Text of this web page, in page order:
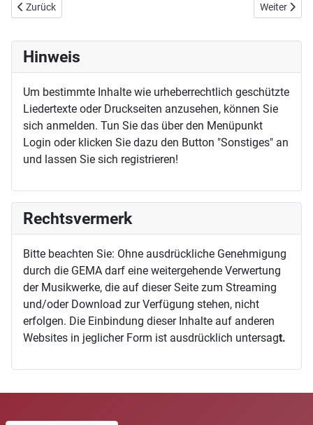
Vorheriger Beitrag: Und wir sahen seine Herrlichkeit
Zurück Nächster
Weiter
Hinweis
Um bestimmte Inhalte wie urheberrechtlich geschützte
Liedertexte oder Druckseiten anzusehen, können Sie
sich anmelden. Tun Sie das über den Menüpunkt
Login oder klicken Sie dazu den Button "Sonstiges" an
und lassen Sie sich registrieren!
Rechtsvermerk
Bitte beachten Sie: Ohne ausdrückliche Genehmigung
durch die GEMA darf eine weitergehende Verwertung
der Musikwerke, die auf dieser Seite zum Streaming
und/oder Download zur Verfügung stehen, nicht
erfolgen. Die Einbindung dieser Inhalte auf anderen
Websites in jeglicher Form ist ausdrücklich untersagt.